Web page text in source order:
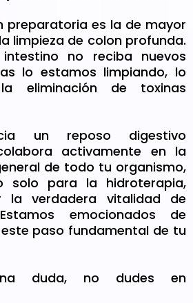
preparatoria es la de mayor
limpieza de colon profunda.
no reciba nuevos
lo estamos limpiando, lo
eliminación de toxinas
un reposo digestivo
activamente en la
de todo tu organismo,
solo para la hidroterapia,
la verdadera vitalidad de
Estamos emocionados de
paso fundamental de tu
duda, no dudes en